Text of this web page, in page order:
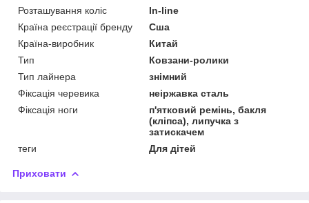
Розташування коліс
In-line
Країна реєстрації бренду
Сша
Країна-виробник
Китай
Тип
Ковзани-ролики
Тип лайнера
знімний
Фіксація черевика
неіржавка сталь
Фіксація ноги
п'ятковий ремінь, бакля
(кліпса), липучка з
затискачем
теги
Для дітей
Приховати